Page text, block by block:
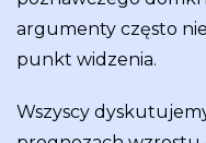
argumenty często
punkt widzenia.
Wszyscy